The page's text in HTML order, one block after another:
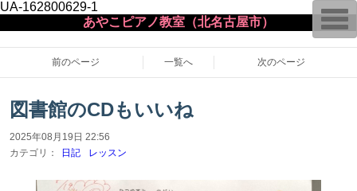
UA-162800629-1
あやこピアノ教室（北名古屋市）
前のページ 一覧へ 次のページ
図書館のCDもいいね
2025年08月19日 22:56
カテゴリ：
日記 レッスン
T
o
g
g